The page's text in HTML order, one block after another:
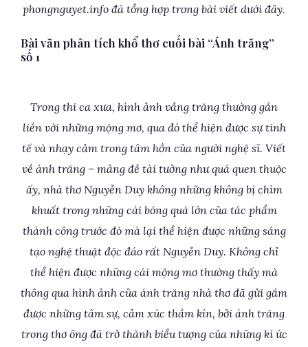
phongnguyet.info đã tổng hợp trong bài viết dưới đây.
Bài văn phân tích khổ thơ cuối bài “Ánh trăng”
số 1
Trong thi ca xưa, hình ảnh vầng trăng thường gắn
liền với những mộng mơ, qua đó thể hiện được sự tinh
tế và nhạy cảm trong tâm hồn của người nghệ sĩ. Viết
về ánh trăng – mảng đề tài tưởng như quá quen thuộc
ấy, nhà thơ Nguyễn Duy không những không bị chìm
khuất trong những cái bóng quá lớn của tác phẩm
thành công trước đó mà lại thể hiện được những sáng
tạo nghệ thuật độc đáo rất Nguyễn Duy. Không chỉ
thể hiện được những cái mộng mơ thường thấy mà
thông qua hình ảnh của ánh trăng nhà thơ đã gửi gắm
được những tâm sự, cảm xúc thầm kín, bởi ánh trăng
trong thơ ông đã trở thành biểu tượng của những kí ức